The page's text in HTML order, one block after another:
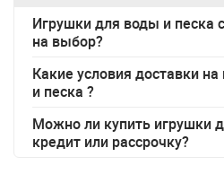
Игрушки для воды и песка
на выбор?
Какие условия доставки на
и песка ?
Можно ли купить игрушки
кредит или рассрочку?